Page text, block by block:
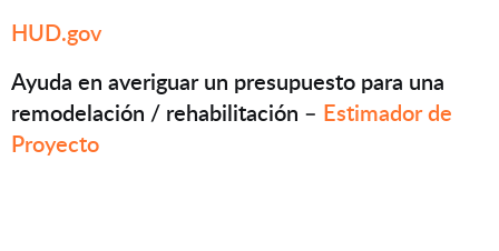
HUD.gov
Ayuda en averiguar un presupuesto para una
remodelación / rehabilitación – Estimador de
Proyecto